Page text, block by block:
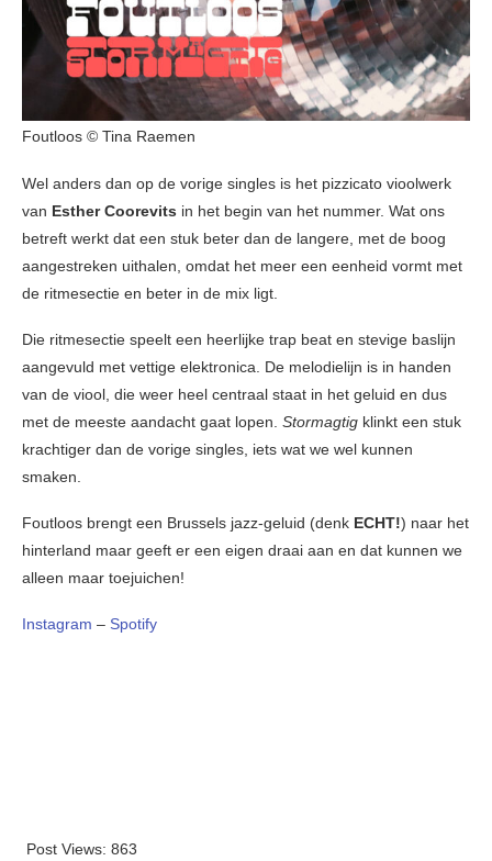
Foutloos © Tina Raemen
Wel anders dan op de vorige singles is het pizzicato vioolwerk
van Esther Coorevits in het begin van het nummer. Wat ons
betreft werkt dat een stuk beter dan de langere, met de boog
aangestreken uithalen, omdat het meer een eenheid vormt met
de ritmesectie en beter in de mix ligt.
Die ritmesectie speelt een heerlijke trap beat en stevige baslijn
aangevuld met vettige elektronica. De melodielijn is in handen
van de viool, die weer heel centraal staat in het geluid en dus
met de meeste aandacht gaat lopen. Stormagtig klinkt een stuk
krachtiger dan de vorige singles, iets wat we wel kunnen
smaken.
Foutloos brengt een Brussels jazz-geluid (denk ECHT!) naar het
hinterland maar geeft er een eigen draai aan en dat kunnen we
alleen maar toejuichen!
Instagram – Spotify
Post Views: 863